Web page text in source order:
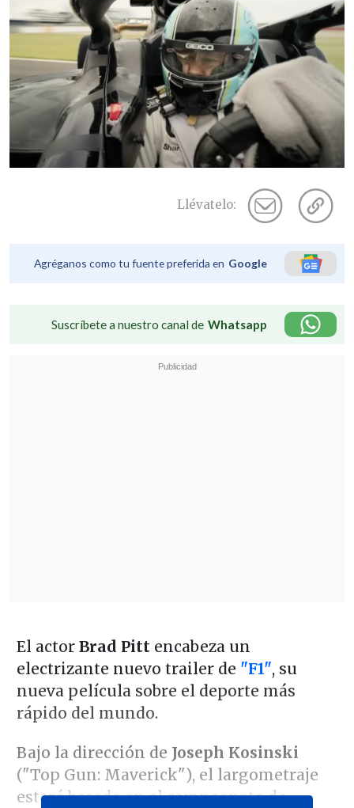
Llévatelo:
Agréganos como tu fuente preferida en Google
Suscríbete a nuestro canal de Whatsapp
El actor Brad Pittencabeza un
electrizante nuevo trailer de "F1", su
nueva película sobre el deporte más
rápido del mundo.
Bajo la dirección de Joseph Kosinski
("Top Gun: Maverick"), el largometraje
estará basado en el campeonato de